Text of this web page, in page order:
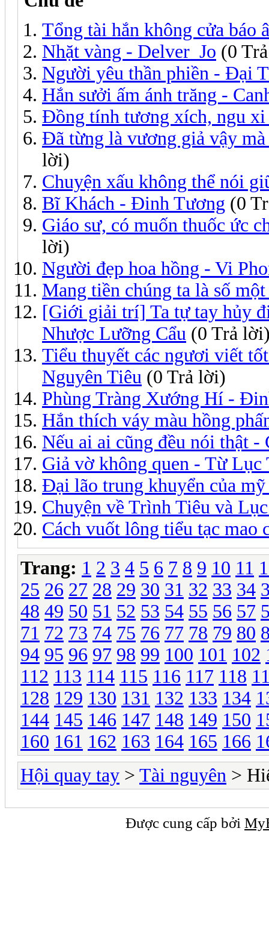
Tổng tài hắn không cửa báo
Nhặt vàng - Delver_Jo (0
Người yêu thần phiền - Đại
Hắn sưởi ấm ánh trăng -
Đồng tính tương xích, ngu xi
Đã từng là vương giả vậy
lời)
Chuyện xấu không thể nói
Bĩ Khách - Đinh Tương (0
Giáo sư, có muốn thuốc ức
lời)
Người đẹp hoa hồng - Vi
Mang tiền chúng ta là số
[Giới giải trí] Ta tự tay hủy
Nhược Lưỡng Cẩu (0 Trả
Tiểu thuyết các ngươi viết
Nguyên Tiêu (0 Trả lời)
Phùng Tràng Xướng Hí -
Hắn thích váy màu hồng
Nếu ai ai cũng đều nói thật
Giả vờ không quen - Từ Lục
Đại lão trung khuyển của
Chuyện về Trình Tiêu và
Cách vuốt lông tiểu tạc mao
Trang: 1 2 3 4 5 6 7 8 9 10 11
25 26 27 28 29 30 31 32 33 34
48 49 50 51 52 53 54 55 56 57
71 72 73 74 75 76 77 78 79 80
94 95 96 97 98 99 100 101 102
112 113 114 115 116 117 118
128 129 130 131 132 133 134
144 145 146 147 148 149 150
160 161 162 163 164 165 166
Hội quay tay > Tài nguyên >
Được cung cấp bởi